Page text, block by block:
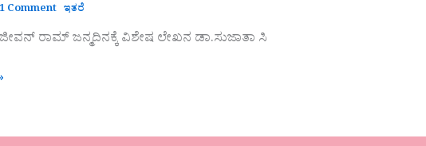
1 Comment ಇತರೆ
ರಾಮ್ ಜನ್ಮದಿನಕ್ಕೆ ವಿಶೇಷ ಲೇಖನ ಡಾ.ಸುಜಾತಾ ಸಿ